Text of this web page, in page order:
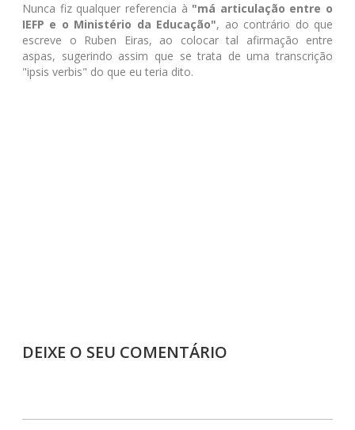
Nunca fiz qualquer referencia à "má articulação entre o
IEFP e o Ministério da Educação", ao contrário do que
escreve o Ruben Eiras, ao colocar tal afirmação entre
aspas, sugerindo assim que se trata de uma transcrição
"ipsis verbis" do que eu teria dito.
DEIXE O SEU COMENTÁRIO